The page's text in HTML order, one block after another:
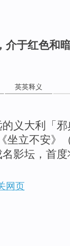
介于红色和
英英释义
义大利「
坐立不安》
影坛，首
网页